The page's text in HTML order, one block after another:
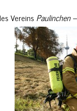
Vereins Paulinchen